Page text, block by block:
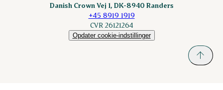
Danish Crown Vej 1, DK-8940 Randers
+45 8919 1919
CVR 26121264
Opdater cookie-indstillinger